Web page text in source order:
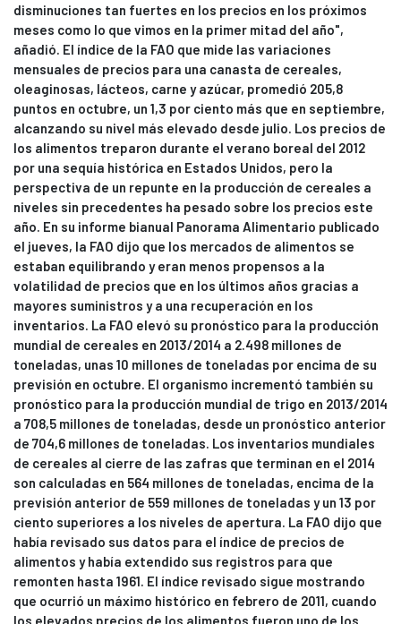
disminuciones tan fuertes en los precios en los próximos
meses como lo que vimos en la primer mitad del año",
añadió. El índice de la FAO que mide las variaciones
mensuales de precios para una canasta de cereales,
oleaginosas, lácteos, carne y azúcar, promedió 205,8
puntos en octubre, un 1,3 por ciento más que en septiembre,
alcanzando su nivel más elevado desde julio. Los precios de
los alimentos treparon durante el verano boreal del 2012
por una sequía histórica en Estados Unidos, pero la
perspectiva de un repunte en la producción de cereales a
niveles sin precedentes ha pesado sobre los precios este
año. En su informe bianual Panorama Alimentario publicado
el jueves, la FAO dijo que los mercados de alimentos se
estaban equilibrando y eran menos propensos a la
volatilidad de precios que en los últimos años gracias a
mayores suministros y a una recuperación en los
inventarios. La FAO elevó su pronóstico para la producción
mundial de cereales en 2013/2014 a 2.498 millones de
toneladas, unas 10 millones de toneladas por encima de su
previsión en octubre. El organismo incrementó también su
pronóstico para la producción mundial de trigo en 2013/2014
a 708,5 millones de toneladas, desde un pronóstico anterior
de 704,6 millones de toneladas. Los inventarios mundiales
de cereales al cierre de las zafras que terminan en el 2014
son calculadas en 564 millones de toneladas, encima de la
previsión anterior de 559 millones de toneladas y un 13 por
ciento superiores a los niveles de apertura. La FAO dijo que
había revisado sus datos para el índice de precios de
alimentos y había extendido sus registros para que
remonten hasta 1961. El índice revisado sigue mostrando
que ocurrió un máximo histórico en febrero de 2011, cuando
los elevados precios de los alimentos fueron uno de los